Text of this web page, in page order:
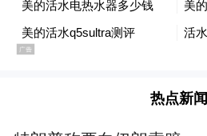
浴水温、特殊人群健康
沐浴水质三个角度出发
热点新闻